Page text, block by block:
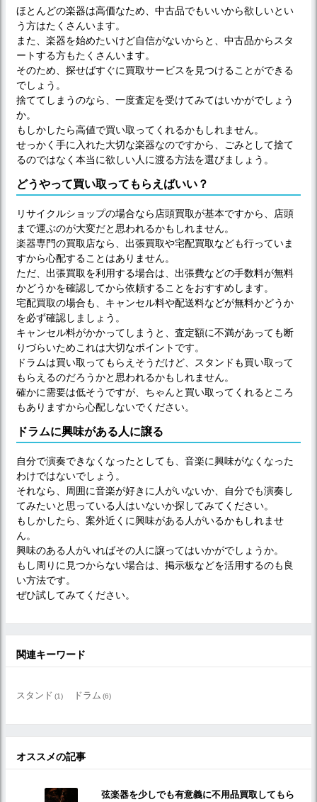
ほとんどの楽器は高価なため、中古品でもいいから欲しいとい
う方はたくさんいます。
また、楽器を始めたいけど自信がないからと、中古品からスタ
ートする方もたくさんいます。
そのため、探せばすぐに買取サービスを見つけることができる
でしょう。
捨ててしまうのなら、一度査定を受けてみてはいかがでしょう
か。
もしかしたら高値で買い取ってくれるかもしれません。
せっかく手に入れた大切な楽器なのですから、ごみとして捨て
るのではなく本当に欲しい人に渡る方法を選びましょう。
どうやって買い取ってもらえばいい？
リサイクルショップの場合なら店頭買取が基本ですから、店頭
まで運ぶのが大変だと思われるかもしれません。
楽器専門の買取店なら、出張買取や宅配買取なども行っていま
すから心配することはありません。
ただ、出張買取を利用する場合は、出張費などの手数料が無料
かどうかを確認してから依頼することをおすすめします。
宅配買取の場合も、キャンセル料や配送料などが無料かどうか
を必ず確認しましょう。
キャンセル料がかかってしまうと、査定額に不満があっても断
りづらいためこれは大切なポイントです。
ドラムは買い取ってもらえそうだけど、スタンドも買い取って
もらえるのだろうかと思われるかもしれません。
確かに需要は低そうですが、ちゃんと買い取ってくれるところ
もありますから心配しないでください。
ドラムに興味がある人に譲る
自分で演奏できなくなったとしても、音楽に興味がなくなった
わけではないでしょう。
それなら、周囲に音楽が好きに人がいないか、自分でも演奏し
てみたいと思っている人はいないか探してみてください。
もしかしたら、案外近くに興味がある人がいるかもしれませ
ん。
興味のある人がいればその人に譲ってはいかがでしょうか。
もし周りに見つからない場合は、掲示板などを活用するのも良
い方法です。
ぜひ試してみてください。
関連キーワード
スタンド (1) ドラム (6)
オススメの記事
弦楽器を少しでも有意義に不用品買取してもら